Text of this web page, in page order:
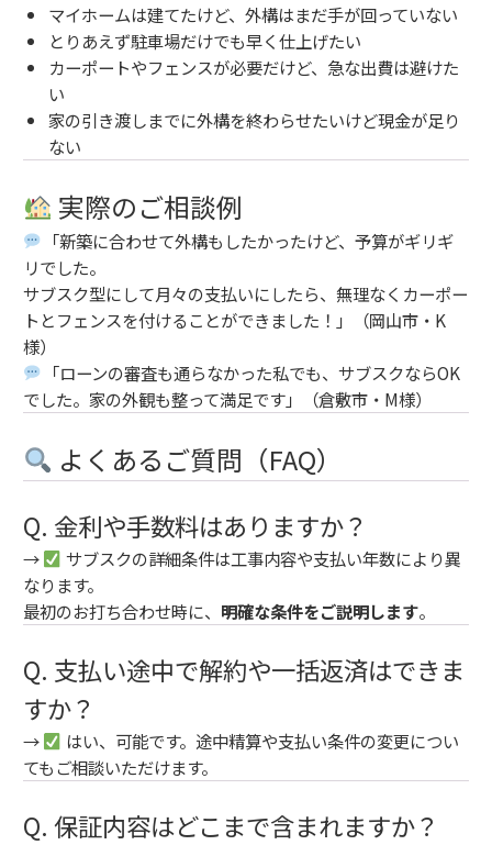
マイホームは建てたけど、外構はまだ手が回っていない
とりあえず駐車場だけでも早く仕上げたい
カーポートやフェンスが必要だけど、急な出費は避けた
い
家の引き渡しまでに外構を終わらせたいけど現金が足り
ない
実際のご相談例
「新築に合わせて外構もしたかったけど、予算がギリギ
リでした。
サブスク型にして月々の支払いにしたら、無理なくカーポー
トとフェンスを付けることができました！」（岡山市・K
様）
「ローンの審査も通らなかった私でも、サブスクならOK
でした。家の外観も整って満足です」（倉敷市・M様）
よくあるご質問（FAQ）
Q. 金利や手数料はありますか？
→
サブスクの詳細条件は工事内容や支払い年数により異
なります。
最初のお打ち合わせ時に、 明確な条件をご説明します。
Q. 支払い途中で解約や一括返済はできま
すか？
→
はい、可能です。途中精算や支払い条件の変更につい
てもご相談いただけます。
Q. 保証内容はどこまで含まれますか？